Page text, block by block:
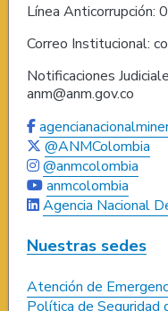
Línea
Correo Institucional:
Notificaciones
anm@anm.gov.co
@ANMColombia
@anmcolombia
anmcolombia
Agencia Nacional
Nuestras sedes
Atención de
Política de Seguridad